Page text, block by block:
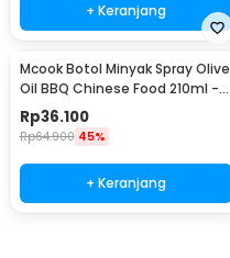
+ Keranjang
Mcook Botol Minyak Spray Olive
Oil BBQ Chinese Food 210ml -
M2194
Rp36.100
Rp64.900 45%
+ Keranjang